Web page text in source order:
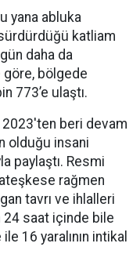
yana abluka
katliam
daha da
göre, bölgede
773’e ulaştı.
2023'ten beri devam
olduğu insani
paylaştı. Resmi
rağmen
tavrı ve ihlalleri
24 saat içinde bile
16 yaralının intikal